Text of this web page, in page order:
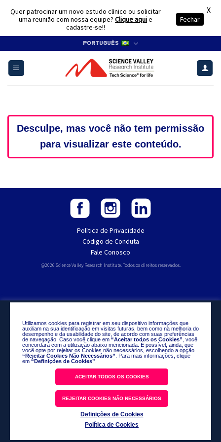
content
PORTUGUÊS
Desculpe, mas você não tem permissão
para visualizar este conteúdo.
Política de Privacidade
Código de Conduta
Fale Conosco
@2026 Science Valley Research Institute. Todos os direitos reservados.
Utilizamos cookies para registrar em seu dispositivo informações que
auxiliam na sua identificação em visitas futuras, bem como na melhoria do
desempenho e da usabilidade do site, de acordo com suas preferências
de navegação. Caso você clique em “Aceitar todos os Cookies” , você
concordará com a utilização abaixo mencionada. É possível, ainda, que
você opte por rejeitar os Cookies não necessários, escolhendo a opção
“Rejeitar Cookies Não Necessários” . Para mais informações, clique
em “Definições de Cookies”
ACEITAR TODOS OS COOKIES
REJEITAR COOKIES NÃO NECESSÁRIOS
Definições de Cookies
Política de Cookies
Quer patrocinar um novo estudo clínico ou solicitar
uma reunião com nossa equipe? Clique aquie
cadastre-se!!
Fechar
X